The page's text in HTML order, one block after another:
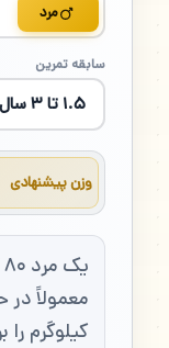
مرد
سابقه تمرین
وزن پیشنهادی